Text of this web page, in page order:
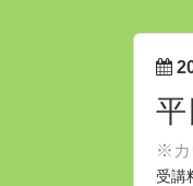
平
※カ
受講